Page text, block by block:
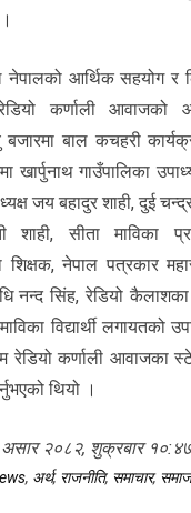
नेपालको आर्थिक सहयोग र
कर्णाली आवाजको
बजारमा बाल कचहरी
गाउँपालिका
जय बहादुर शाही, दुई
शाही, सीता माविका
शिक्षक, नेपाल पत्रकार
नन्द सिंह, रेडियो
माविका विद्यार्थी लगायतको
रेडियो कर्णाली आवाजका
थियो ।
२०८२, शुक्रबार
, अर्थ, राजनीति, समाचार, समाज